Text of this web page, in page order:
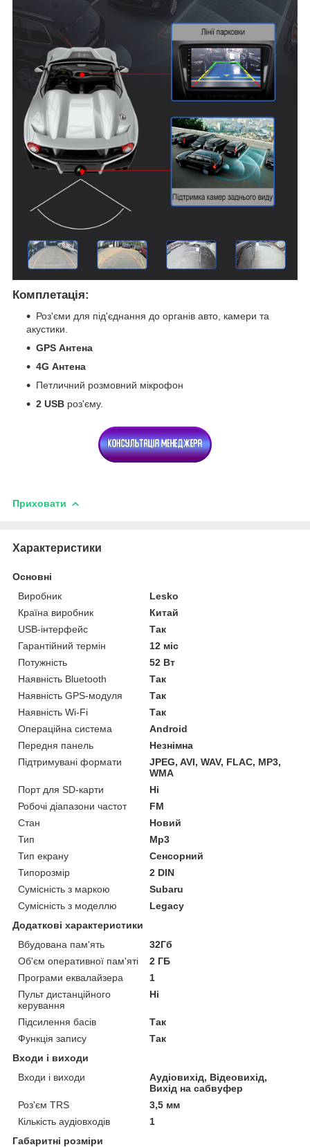
Комплетація:
Роз'єми для під'єднання до органів авто, камери та
акустики.
GPS Антена
4G Антена
Петличний розмовний мікрофон
2 USB роз'єму.
Приховати
Характеристики
Основні
Виробник
Lesko
Країна виробник
Китай
USB-інтерфейс
Так
Гарантійний термін
12 міс
Потужність
52 Вт
Наявність Bluetooth
Так
Наявність GPS-модуля
Так
Наявність Wi-Fi
Так
Операційна система
Android
Передня панель
Незнімна
Підтримувані формати
JPEG, AVI, WAV, FLAC, MP3,
WMA
Порт для SD-карти
Ні
Робочі діапазони частот
FM
Стан
Новий
Тип
Mp3
Тип екрану
Сенсорний
Типорозмір
2 DIN
Сумісність з маркою
Subaru
Сумісність з моделлю
Legacy
Додаткові характеристики
Вбудована пам'ять
32Гб
Об'єм оперативної пам'яті
2 ГБ
Програми еквалайзера
1
Пульт дистанційного
керування
Ні
Підсилення басів
Так
Функція запису
Так
Входи і виходи
Входи і виходи
Аудіовихід, Відеовихід,
Вихід на сабвуфер
Роз'єм TRS
3,5 мм
Кількість аудіовходів
1
Габаритні розміри